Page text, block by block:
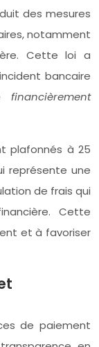
des mesures
notamment
Cette loi a
bancaire
financièrement
plafonnés à 25
représente une
de frais qui
Cette
et à favoriser
de paiement